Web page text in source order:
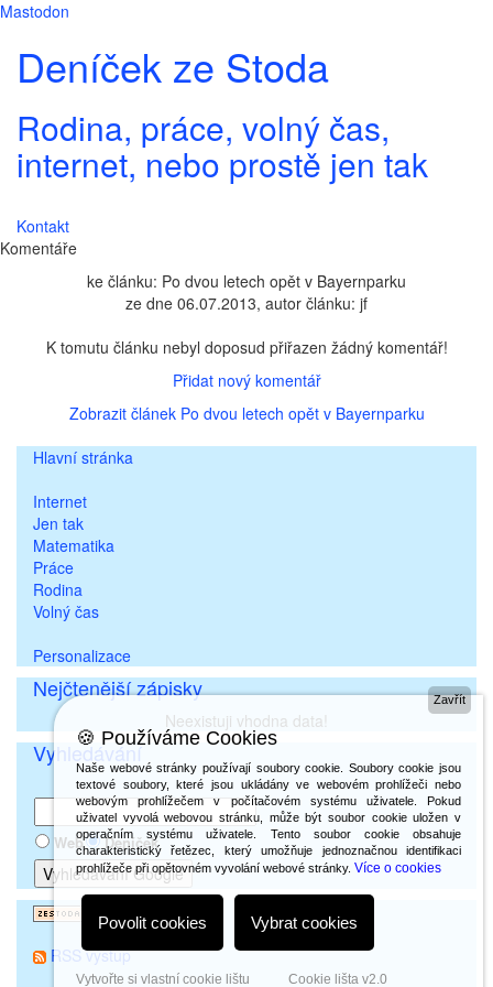
Mastodon
Deníček ze Stoda
Rodina, práce, volný čas,
internet, nebo prostě jen tak
Kontakt
Komentáře
ke článku: Po dvou letech opět v Bayernparku
ze dne 06.07.2013, autor článku: jf
K tomutu článku nebyl doposud přiřazen žádný komentář!
Přidat nový komentář
Zobrazit článek Po dvou letech opět v Bayernparku
Hlavní stránka
Internet
Jen tak
Matematika
Práce
Rodina
Volný čas
Personalizace
Nejčtenější zápisky
Neexistuji vhodna data!
Vyhledávání
Web Deníček
RSS výstup
Zavřít
🍪 Používáme Cookies
Naše webové stránky používají soubory cookie. Soubory cookie jsou
textové soubory, které jsou ukládány ve webovém prohlížeči nebo
webovým prohlížečem v počítačovém systému uživatele. Pokud
uživatel vyvolá webovou stránku, může být soubor cookie uložen v
operačním systému uživatele. Tento soubor cookie obsahuje
charakteristický řetězec, který umožňuje jednoznačnou identifikaci
prohlížeče při opětovném vyvolání webové stránky.Více o cookies
Povolit cookies Vybrat cookies
Vytvořte si vlastní cookie lištu Cookie lišta v2.0